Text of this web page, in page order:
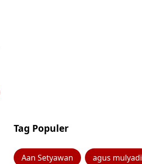
Tag Populer
Aan Setyawan agus mulyadi